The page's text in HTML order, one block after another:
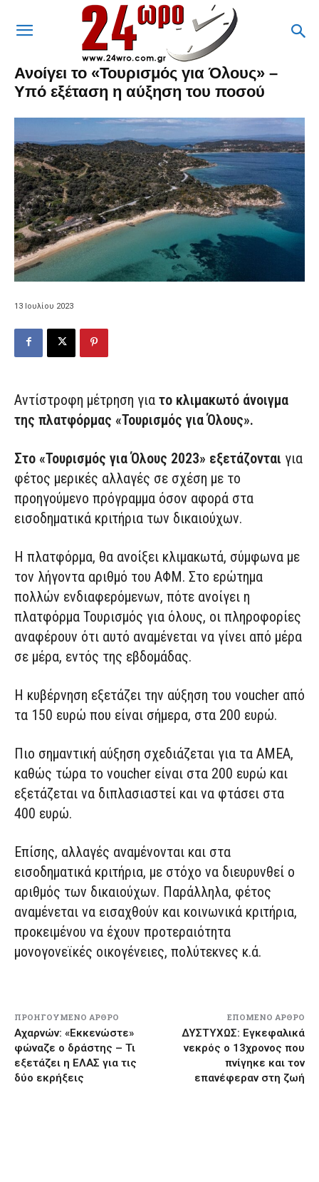
Ανοίγει το «Τουρισμός για Όλους» –
Υπό εξέταση η αύξηση του ποσού
13 Ιουλίου 2023
Αντίστροφη μέτρηση για το κλιμακωτό άνοιγμα
της πλατφόρμας «Τουρισμός για Όλους».
Στο «Τουρισμός για Όλους 2023» εξετάζονται για
φέτος μερικές αλλαγές σε σχέση με το
προηγούμενο πρόγραμμα όσον αφορά στα
εισοδηματικά κριτήρια των δικαιούχων.
Η πλατφόρμα, θα ανοίξει κλιμακωτά, σύμφωνα με
τον λήγοντα αριθμό του ΑΦΜ. Στο ερώτημα
πολλών ενδιαφερόμενων, πότε ανοίγει η
πλατφόρμα Τουρισμός για όλους, οι πληροφορίες
αναφέρουν ότι αυτό αναμένεται να γίνει από μέρα
σε μέρα, εντός της εβδομάδας.
Η κυβέρνηση εξετάζει την αύξηση του voucher από
τα 150 ευρώ που είναι σήμερα, στα 200 ευρώ.
Πιο σημαντική αύξηση σχεδιάζεται για τα ΑΜΕΑ,
καθώς τώρα το voucher είναι στα 200 ευρώ και
εξετάζεται να διπλασιαστεί και να φτάσει στα
400 ευρώ.
Επίσης, αλλαγές αναμένονται και στα
εισοδηματικά κριτήρια, με στόχο να διευρυνθεί ο
αριθμός των δικαιούχων. Παράλληλα, φέτος
αναμένεται να εισαχθούν και κοινωνικά κριτήρια,
προκειμένου να έχουν προτεραιότητα
μονογονεϊκές οικογένειες, πολύτεκνες κ.ά.
ΠΡΟΗΓΟΎΜΕΝΟ ΆΡΘΡΟ
Αχαρνών: «Εκκενώστε»
φώναζε ο δράστης – Τι
εξετάζει η ΕΛΑΣ για τις
δύο εκρήξεις
ΕΠΌΜΕΝΟ ΆΡΘΡΟ
ΔΥΣΤΥΧΩΣ: Εγκεφαλικά
νεκρός ο 13χρονος που
πνίγηκε και τον
επανέφεραν στη ζωή